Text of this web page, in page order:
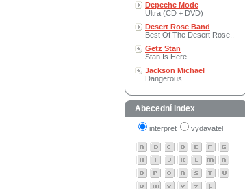
Depeche Mode
Ultra (CD + DVD)
Desert Rose Band
Best Of The Desert Rose..
Getz Stan
Stan Is Here
Jackson Michael
Dangerous
Abecední index
interpret vydavatel